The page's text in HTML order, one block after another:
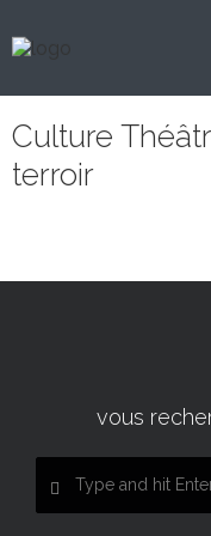
Culture
terroir
vous